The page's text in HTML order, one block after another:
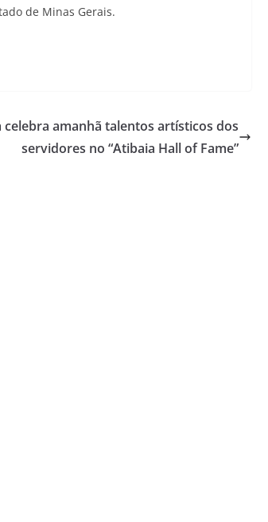
de Minas Gerais.
celebra amanhã talentos artísticos dos
servidores no “Atibaia Hall of Fame”